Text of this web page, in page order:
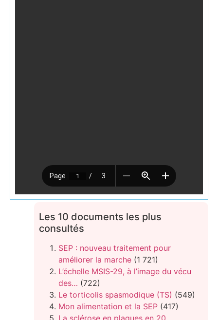
Les 10 documents les plus
consultés
SEP : nouveau traitement pour
améliorer la marche (1 721)
L’échelle MSIS-29, à l’image du vécu
des… (722)
Le torticolis spasmodique (TS) (549)
Mon alimentation et la SEP (417)
La sclérose en plaques en 20